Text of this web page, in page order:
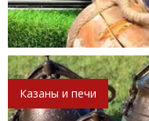
Казаны и печи